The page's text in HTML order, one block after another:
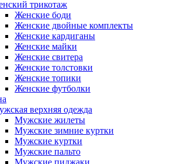
трикотаж
Женские боди
Женские двойные комплекты
Женские кардиганы
Женские майки
Женские свитера
Женские толстовки
Женские топики
Женские футболки
верхняя одежда
Мужские жилеты
Мужские зимние куртки
Мужские куртки
Мужские пальто
Мужские пиджаки